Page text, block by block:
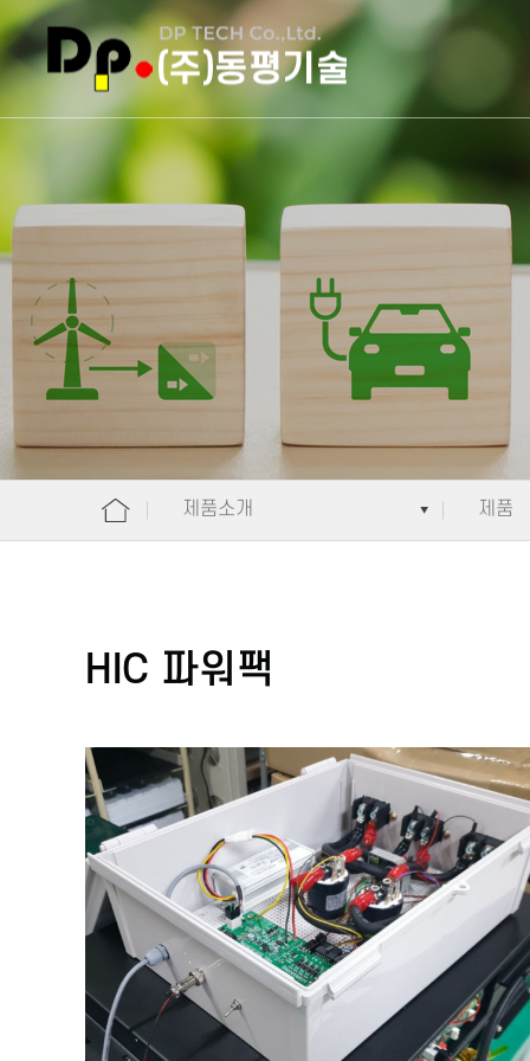
주메뉴 바로가기
컨텐츠 바로가기
제품소개 제품
HIC 파워팩